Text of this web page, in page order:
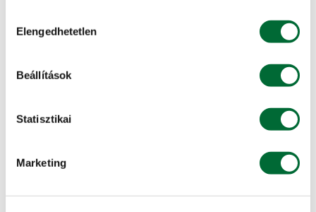
kiválasztása
Elengedhetetlen
Beállítások
Statisztikai
Marketing
KITE Hiteliroda